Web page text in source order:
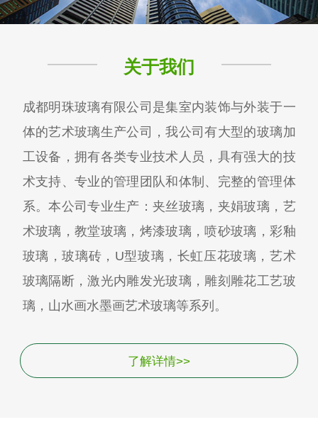
关于我们
成都明珠玻璃有限公司是集室内装饰与外装于一
体的艺术玻璃生产公司，我公司有大型的玻璃加
工设备，拥有各类专业技术人员，具有强大的技
术支持、专业的管理团队和体制、完整的管理体
系。本公司专业生产：夹丝玻璃，夹娟玻璃，艺
术玻璃，教堂玻璃，烤漆玻璃，喷砂玻璃，彩釉
玻璃，玻璃砖，U型玻璃，长虹压花玻璃，艺术
玻璃隔断，激光内雕发光玻璃，雕刻雕花工艺玻
璃，山水画水墨画艺术玻璃等系列。
了解详情>>